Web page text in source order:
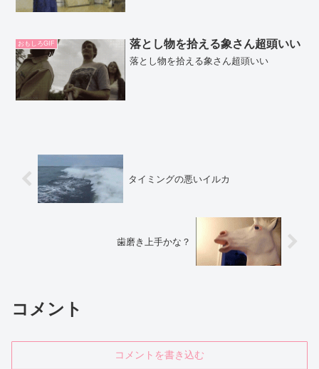
おもしろGIF 落とし物を拾える象さん超頭いい
落とし物を拾える象さん超頭いい
タイミングの悪いイルカ
歯磨き上手かな？
コメント
コメントを書き込む